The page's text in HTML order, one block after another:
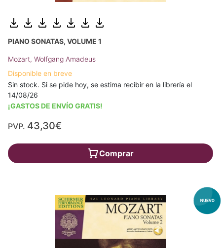
PIANO SONATAS, VOLUME 1
Mozart, Wolfgang Amadeus
Disponible en breve
Sin stock. Si se pide hoy, se estima recibir en la librería el
14/08/26
¡GASTOS DE ENVÍO GRATIS!
PVP. 43,30€
Comprar